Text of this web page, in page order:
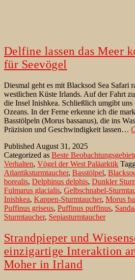
Delfine lassen das Meer
für Seevögel
Diesmal geht es mit Blacksod Sea Safari
westlichen Küste Irlands. Auf der Fahrt
die Insel Inishkea. Schließlich umgibt uns
Ozeans. In der Ferne erkenne ich die
Basstölpeln (Morus bassanus), die ins
Präzision und Geschwindigkeit lassen…
Published August 31, 2025
Categorized as Beste
Verhalten, Vögel der West Paläarktik
Atlantiksturmtaucher, Basstölpel,
borealis, Delphinus delphis, Dunkler
Fulmarus glacialis, Gelbschnabel-
Inishkea, Kappen-Sturmtaucher, Morus
Puffinus griseus, Puffinus puffinus,
Sturmtaucher, Sepiasturmtaucher
Strandpieper und
einzigartige Interaktion
Moher in Irland